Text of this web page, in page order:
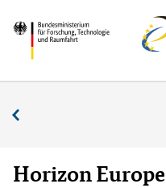
zum
Inhalt
(Eingabetaste)
zum
Hauptmenu
(Eingabetaste)
zur
Suche
(Eingabetaste)
zur
Fußleiste
(Enter)
Bundesministerium
Technologie
Raumfahrt
Horizon